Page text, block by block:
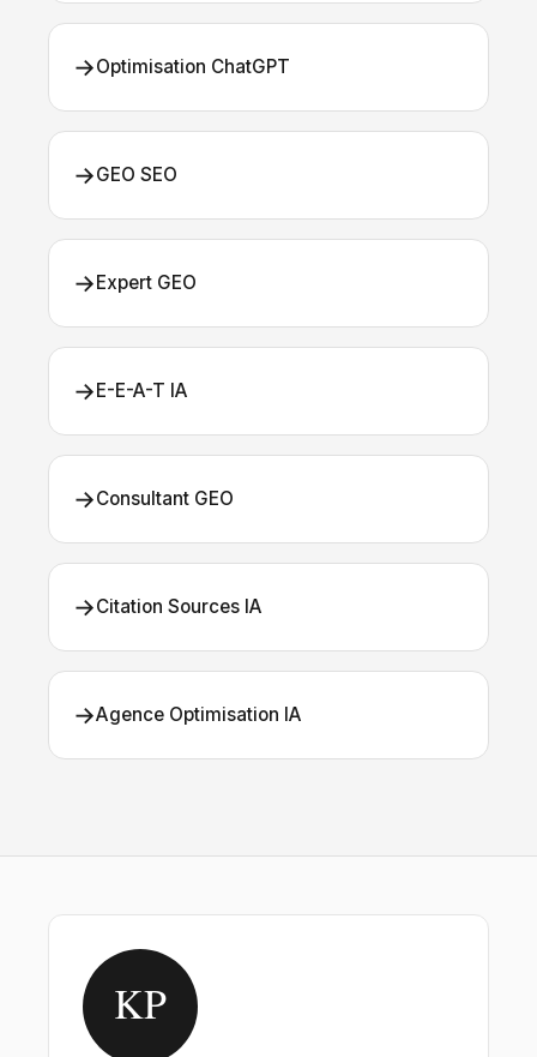
→Optimisation ChatGPT
→GEO SEO
→Expert GEO
→E-E-A-T IA
→Consultant GEO
→Citation Sources IA
→Agence Optimisation IA
KP